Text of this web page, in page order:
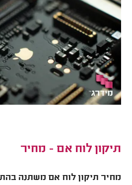
תיקון לוח אם - מחיר
מחיר תיקון לוח אם משתנה